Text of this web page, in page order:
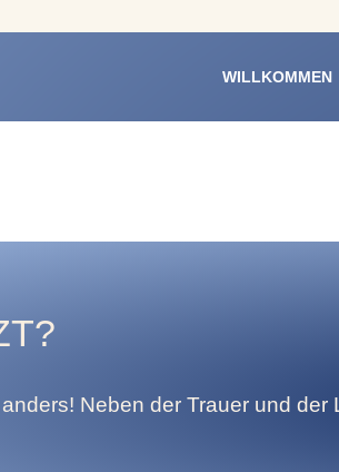
WILLKOMMEN
Neben der Trauer und